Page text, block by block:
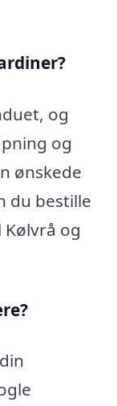
og
og
ønskede
du bestille
og